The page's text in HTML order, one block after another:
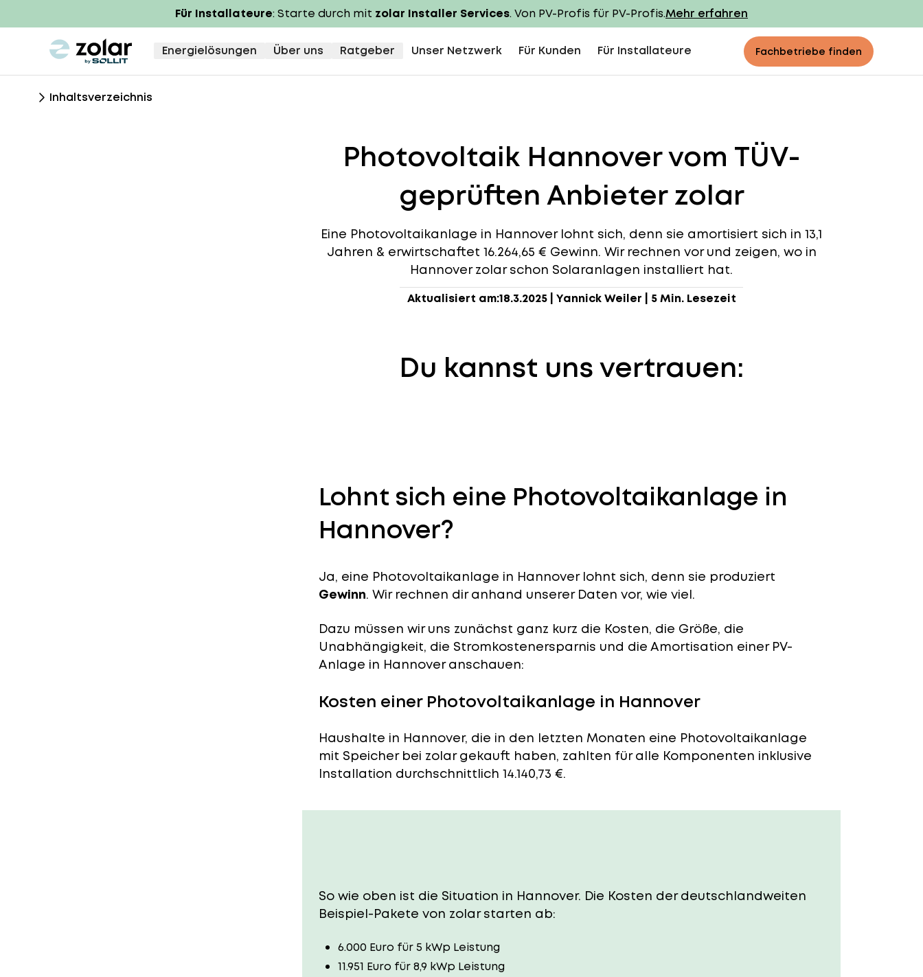
Für Installateure: Starte durch mit zolar Installer Services. Von PV-Profis für PV-Profis.Mehr erfahren
zolar logo Energielösungen Über uns Ratgeber Unser Netzwerk Für Kunden Für Installateure Fachbetriebe finden
Inhaltsverzeichnis
Photovoltaik Hannover vom TÜV-
geprüften Anbieter zolar
Eine Photovoltaikanlage in Hannover lohnt sich, denn sie amortisiert sich in 13,1
Jahren & erwirtschaftet 16.264,65 € Gewinn. Wir rechnen vor und zeigen, wo in
Hannover zolar schon Solaranlagen installiert hat.
Aktualisiert am:18.3.2025| Yannick Weiler 5 Min. Lesezeit
Du kannst uns vertrauen:
Lohnt sich eine Photovoltaikanlage in
Hannover?
Ja, eine Photovoltaikanlage in Hannover lohnt sich, denn sie produziert
Gewinn. Wir rechnen dir anhand unserer Daten vor, wie viel.
Dazu müssen wir uns zunächst ganz kurz die Kosten, die Größe, die
Unabhängigkeit, die Stromkostenersparnis und die Amortisation einer PV-
Anlage in Hannover anschauen:
Kosten einer Photovoltaikanlage in Hannover
Haushalte in Hannover, die in den letzten Monaten eine Photovoltaikanlage
mit Speicher bei zolar gekauft haben, zahlten für alle Komponenten inklusive
Installation durchschnittlich 14.140,73 €.
So wie oben ist die Situation in Hannover. Die Kosten der deutschlandweiten
Beispiel-Pakete von zolar starten ab:
6.000 Euro für 5 kWp Leistung
11.951 Euro für 8,9 kWp Leistung